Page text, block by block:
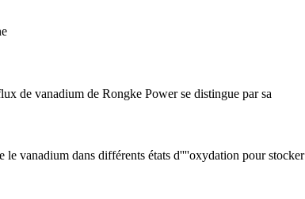
de vanadium de Rongke Power se distingue par sa
vanadium dans différents états d''''oxydation pour stocker